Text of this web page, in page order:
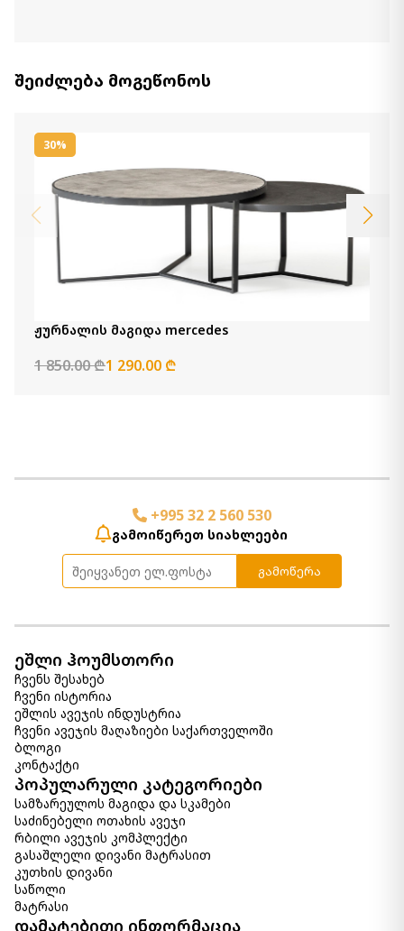
შეიძლება მოგეწონოს
30%
ჟურნალის მაგიდა mercedes
1 850.00 ₾1 290.00 ₾
+995 32 2 560 530
გამოიწერეთ სიახლეები
გამოწერა
ეშლი ჰოუმსთორი
ჩვენს შესახებ
ჩვენი ისტორია
ეშლის ავეჯის ინდუსტრია
ჩვენი ავეჯის მაღაზიები საქართველოში
ბლოგი
კონტაქტი
პოპულარული კატეგორიები
სამზარეულოს მაგიდა და სკამები
საძინებელი ოთახის ავეჯი
რბილი ავეჯის კომპლექტი
გასაშლელი დივანი მატრასით
კუთხის დივანი
საწოლი
მატრასი
დამატებითი ინფორმაცია